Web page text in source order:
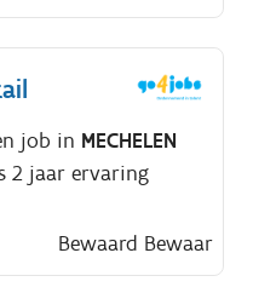
job in MECHELEN
2 jaar ervaring
Bewaard Bewaar